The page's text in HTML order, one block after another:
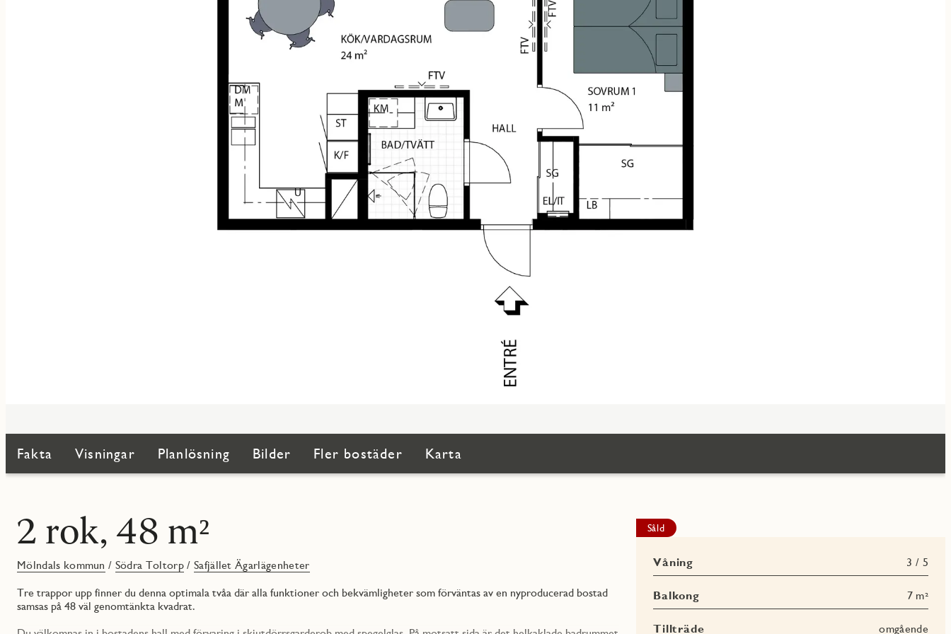
Fakta Visningar Planlösning Bilder Fler bostäder Karta
2 rok, 48 m²
Mölndals kommun / Södra Toltorp/ Safjället Ägarlägenheter
Tre trappor upp finner du denna optimala tvåa där alla funktioner och bekvämligheter som förväntas av en nyproducerad bostad
samsas på 48 väl genomtänkta kvadrat.
Såld
Våning 3 / 5
Balkong 7 m²
Tillträde omgående